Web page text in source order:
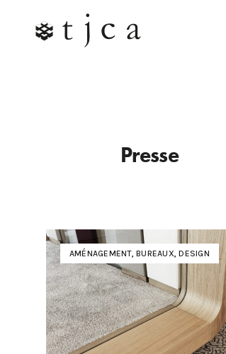
Presse
AMÉNAGEMENT,BUREAUX,DESIGN